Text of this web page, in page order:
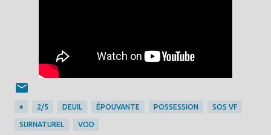
♠ 2/5 DEUIL ÉPOUVANTE POSSESSION SOS VF
SURNATUREL VOD